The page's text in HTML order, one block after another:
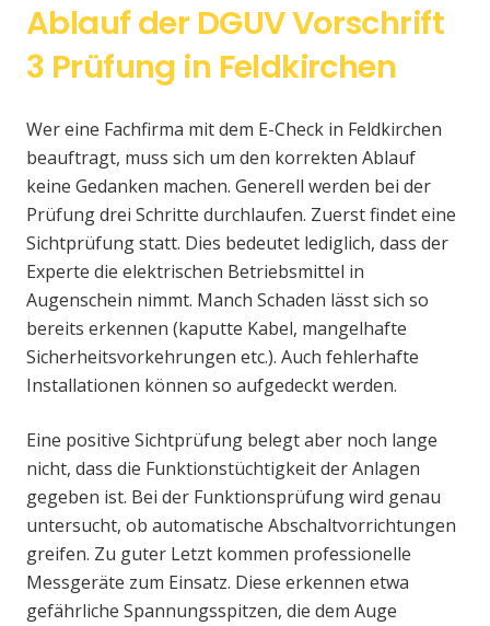
Ablauf der DGUV Vorschrift
3 Prüfung in Feldkirchen
Wer eine Fachfirma mit dem E-Check in Feldkirchen
beauftragt, muss sich um den korrekten Ablauf
keine Gedanken machen. Generell werden bei der
Prüfung drei Schritte durchlaufen. Zuerst findet eine
Sichtprüfung statt. Dies bedeutet lediglich, dass der
Experte die elektrischen Betriebsmittel in
Augenschein nimmt. Manch Schaden lässt sich so
bereits erkennen (kaputte Kabel, mangelhafte
Sicherheitsvorkehrungen etc.). Auch fehlerhafte
Installationen können so aufgedeckt werden.
Eine positive Sichtprüfung belegt aber noch lange
nicht, dass die Funktionstüchtigkeit der Anlagen
gegeben ist. Bei der Funktionsprüfung wird genau
untersucht, ob automatische Abschaltvorrichtungen
greifen. Zu guter Letzt kommen professionelle
Messgeräte zum Einsatz. Diese erkennen etwa
gefährliche Spannungsspitzen, die dem Auge